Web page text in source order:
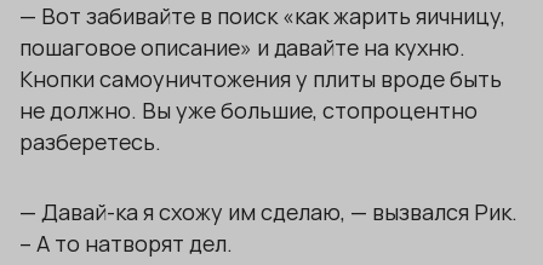
— Вот забивайте в поиск «как жарить яичницу,
пошаговое описание» и давайте на кухню.
Кнопки самоуничтожения у плиты вроде быть
не должно. Вы уже большие, стопроцентно
разберетесь.
— Давай-ка я схожу им сделаю, — вызвался Рик.
– А то натворят дел.